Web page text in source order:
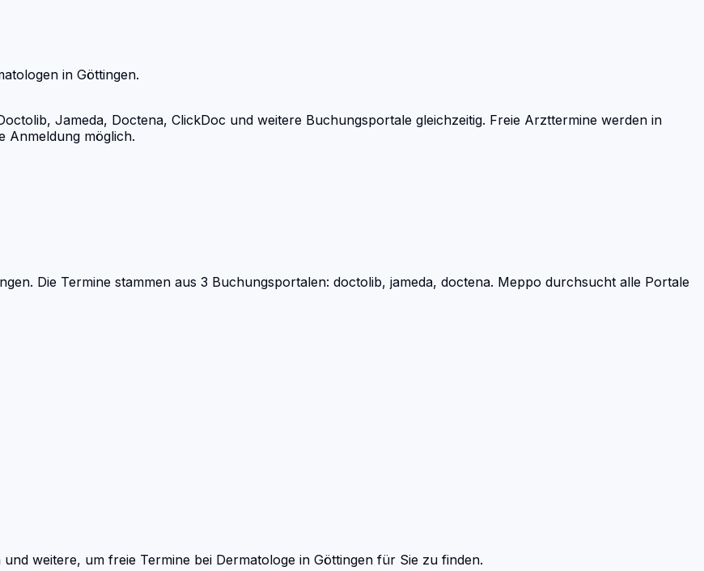
in Göttingen.
Jameda, Doctena, ClickDoc und weitere Buchungsportale gleichzeitig. Freie Arzttermine werden in
Anmeldung möglich.
Die Termine stammen aus 3 Buchungsportalen: doctolib, jameda, doctena. Meppo durchsucht alle Portale
weitere, um freie Termine bei Dermatologe in Göttingen für Sie zu finden.